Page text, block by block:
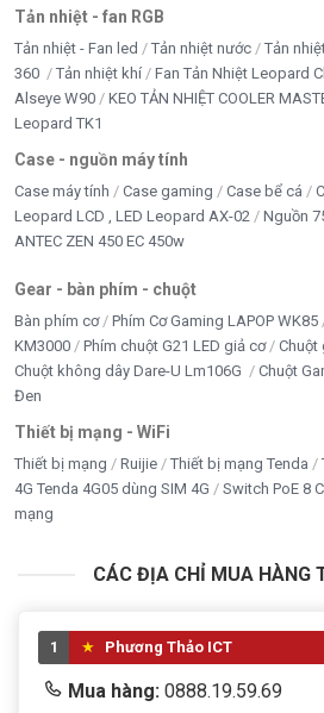
Tản nhiệt - fan RGB
Tản nhiệt - Fan led Tản nhiệt nước
Tản
360
Tản nhiệt khí Fan Tản Nhiệt Leopard
Alseye W90
KEO TẢN NHIỆT COOLER
Leopard TK1
Case - nguồn máy tính
Case máy tính Case gaming Case bể cá
Leopard LCD , LED Leopard AX-02
Nguồn
ANTEC ZEN 450 EC 450w
Gear - bàn phím - chuột
Bàn phím cơ Phím Cơ Gaming LAPOP WK85
KM3000
Phím chuột G21 LED giả cơ
Chuột
Chuột không dây Dare-U Lm106G
Chuột
Đen
Thiết bị mạng - WiFi
Thiết bị mạng Ruijie Thiết bị mạng Tenda
4G Tenda 4G05 dùng SIM 4G
Switch PoE 8
mạng
CÁC ĐỊA CHỈ MUA HÀNG
1 Phương Thảo ICT
Mua hàng: 0888.19.59.69